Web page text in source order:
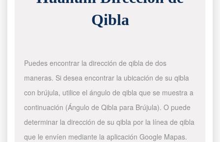
Qibla
Puedes encontrar la dirección de qibla de dos
maneras. Si desea encontrar la ubicación de su qibla
con brújula, utilice el ángulo de qibla que se muestra a
continuación (Ángulo de Qibla para Brújula). O puede
determinar la dirección de su qibla por la línea de qibla
que le envíen mediante la aplicación Google Mapas.